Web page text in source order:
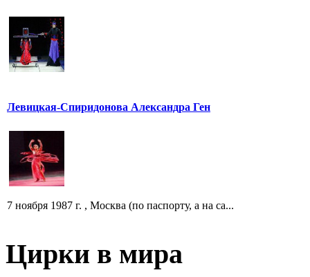
Левицкая-Спиридонова Александра Ген
7 ноября 1987 г. , Москва (по паспорту, а на са...
Цирки в мира